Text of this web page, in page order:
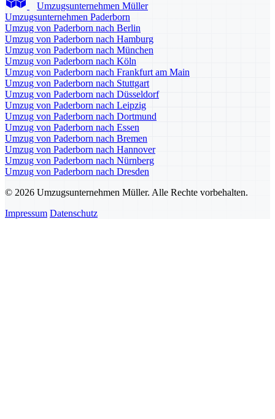
Umzugsunternehmen Müller
Umzugsunternehmen Paderborn
Umzug von Paderborn nach Berlin
Umzug von Paderborn nach Hamburg
Umzug von Paderborn nach München
Umzug von Paderborn nach Köln
Umzug von Paderborn nach Frankfurt am Main
Umzug von Paderborn nach Stuttgart
Umzug von Paderborn nach Düsseldorf
Umzug von Paderborn nach Leipzig
Umzug von Paderborn nach Dortmund
Umzug von Paderborn nach Essen
Umzug von Paderborn nach Bremen
Umzug von Paderborn nach Hannover
Umzug von Paderborn nach Nürnberg
Umzug von Paderborn nach Dresden
© 2026 Umzugsunternehmen Müller. Alle Rechte vorbehalten.
Impressum Datenschutz